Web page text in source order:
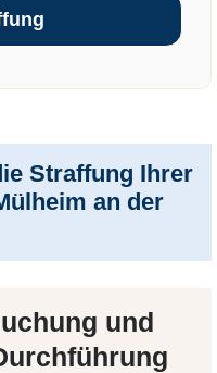
Straffung Ihrer
an der
und